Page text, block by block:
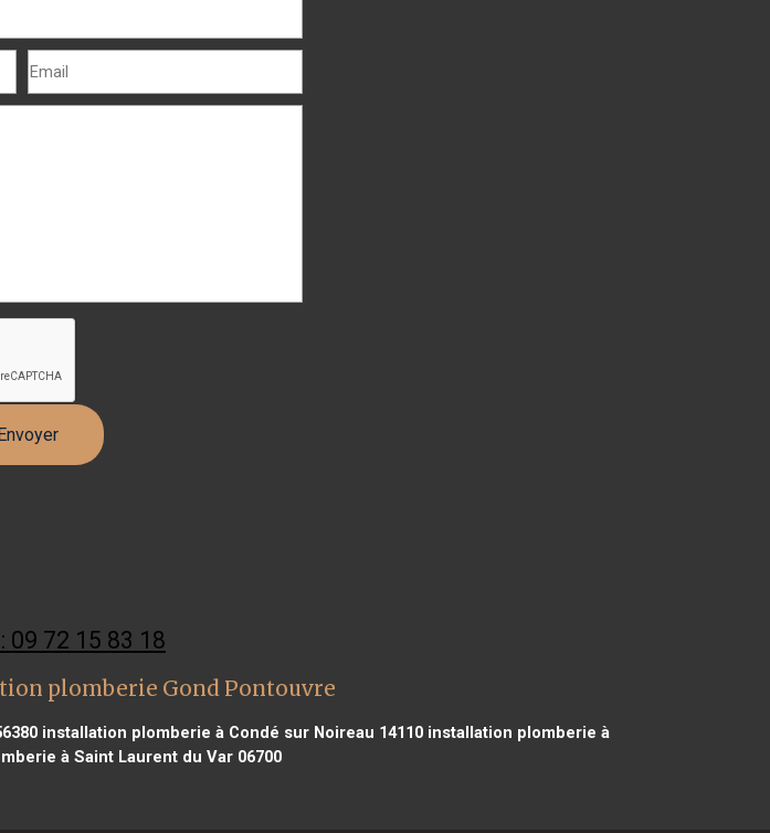
09 72 15 83 18
plomberie Gond Pontouvre
installation plomberie à Condé sur Noireau 14110 installation plomberie à
à Saint Laurent du Var 06700